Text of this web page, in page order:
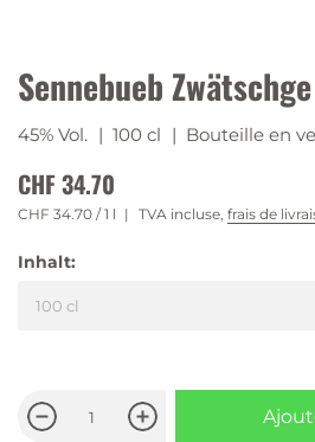
Sennebueb
45% Vol. | 100 cl | Bouteille en
CHF 34.70
CHF 34.70 / 1 l TVA incluse, frais de
Inhalt: